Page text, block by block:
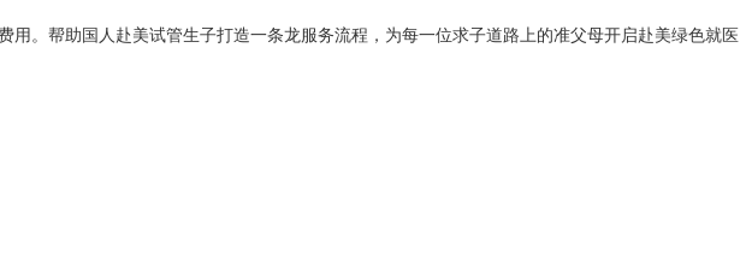
。帮助国人赴美试管生子打造一条龙服务流程，为每一位求子道路上的准父母开启赴美绿色就医